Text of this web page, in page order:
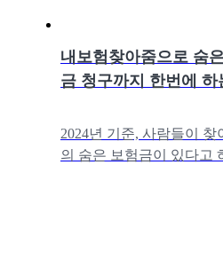
내보험찾아줌으로 숨
금 청구까지 한번에 하
2024년 기준, 사람들이
의 숨은 보험금이 있다고